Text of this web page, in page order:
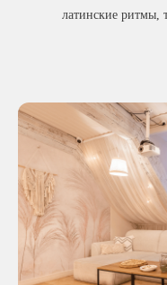
латинские ритмы,
Хотите
девичник